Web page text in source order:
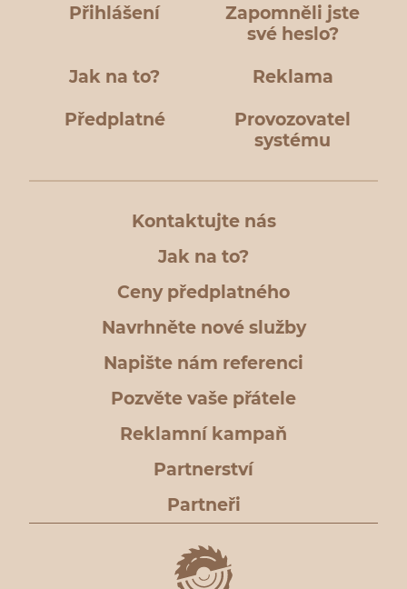
Přihlášení
Zapomněli jste
své heslo?
Jak na to? Reklama
Předplatné
Provozovatel
systému
Kontaktujte nás
Jak na to?
Ceny předplatného
Navrhněte nové služby
Napište nám referenci
Pozvěte vaše přátele
Reklamní kampaň
Partnerství
Partneři